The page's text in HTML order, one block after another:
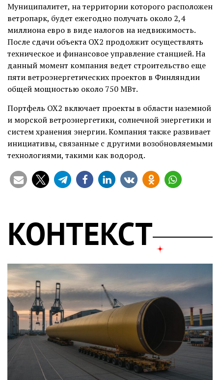
Муниципалитет, на территории которого расположен
ветропарк, будет ежегодно получать около 2,4
миллиона евро в виде налогов на недвижимость.
После сдачи объекта OX2 продолжит осуществлять
техническое и финансовое управление станцией. На
данный момент компания ведет строительство еще
пяти ветроэнергетических проектов в Финляндии
общей мощностью около 750 МВт.
Портфель OX2 включает проекты в области наземной
и морской ветроэнергетики, солнечной энергетики и
систем хранения энергии. Компания также развивает
инициативы, связанные с другими возобновляемыми
технологиями, такими как водород.
КОНТЕКСТ